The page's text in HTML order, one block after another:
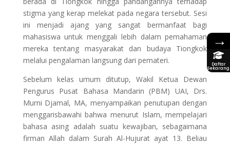
stigma yang kerap melekat pada negara tersebut. Sesi
ini menjadi ajang yang sangat bermanfaat bagi
mahasiswa untuk menggali lebih dalam pemahaman
mereka tentang masyarakat dan budaya Tiongkok
melalui pengalaman langsung dari pemateri.
Sebelum kelas umum ditutup, Wakil Ketua Dewan
Pengurus Pusat Bahasa Mandarin (PBM) UAI, Drs.
Murni Djamal, MA, menyampaikan penutupan dengan
menggarisbawahi bahwa menurut Islam, mempelajari
bahasa asing adalah suatu kewajiban, sebagaimana
firman Allah dalam Surah Al-Hujurat ayat 13. Beliau
→
Daftar
Sekarang